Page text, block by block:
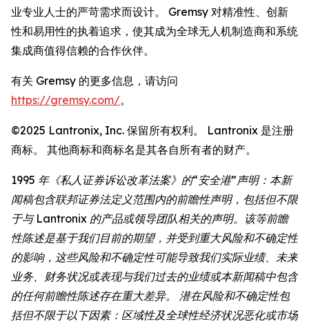
业专业人士的严苛需求而设计。 Gremsy 对精准性、创新
性和易用性的执着追求，使其成为全球无人机制造商和系统
集成商值得信赖的合作伙伴。
有关 Gremsy 的更多信息，请访问
https://gremsy.com/。
©2025 Lantronix, Inc. 保留所有权利。 Lantronix 是注册
商标。 其他商标和商标名是其各自所有者的财产。
1995 年《私人证券诉讼改革法案》的“安全港”声明：本新
闻稿包含联邦证券法定义范围内的前瞻性声明，包括但不限
于与 Lantronix 的产品或领导团队相关的声明。该等前瞻
性陈述是基于我们目前的期望，并受到重大风险和不确定性
的影响，这些风险和不确定性可能导致我们实际业绩、未来
业务、财务状况或表现与我们过去的业绩或本新闻稿中包含
的任何前瞻性陈述存在重大差异。 潜在风险和不确定性包
括但不限于以下因素：区域性及全球性经济状况恶化或市场